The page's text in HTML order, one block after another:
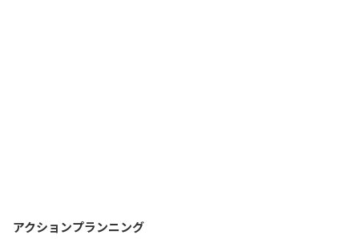
アクションプランニング